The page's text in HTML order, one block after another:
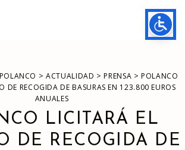
de polanco
>ACTUALIDAD >PRENSA >POLANCO
DE RECOGIDA DE BASURAS EN 123.800 EUROS
ANUALES
LICITARÁ EL
DE RECOGIDA DE